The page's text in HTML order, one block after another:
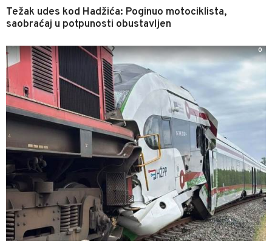
Težak udes kod Hadžića: Poginuo motociklista,
saobraćaj u potpunosti obustavljen
0